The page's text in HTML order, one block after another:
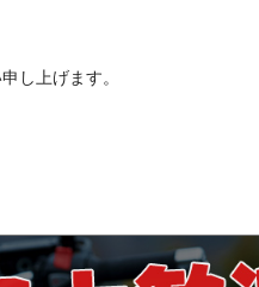
し上げます。